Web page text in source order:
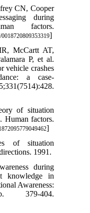
CN, Cooper
during
factors.
]
McCartt AT,
P, et al.
vehicle crashes
a case-
of situation
Human factors.
]
of situation
1991.
during
knowledge in
Awareness:
379-404.